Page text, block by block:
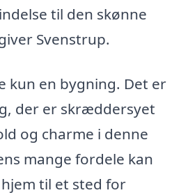
til den skønne
Svenstrup.
kun en bygning. Det er
der er skræddersyet
og charme i denne
mange fordele kan
til et sted for